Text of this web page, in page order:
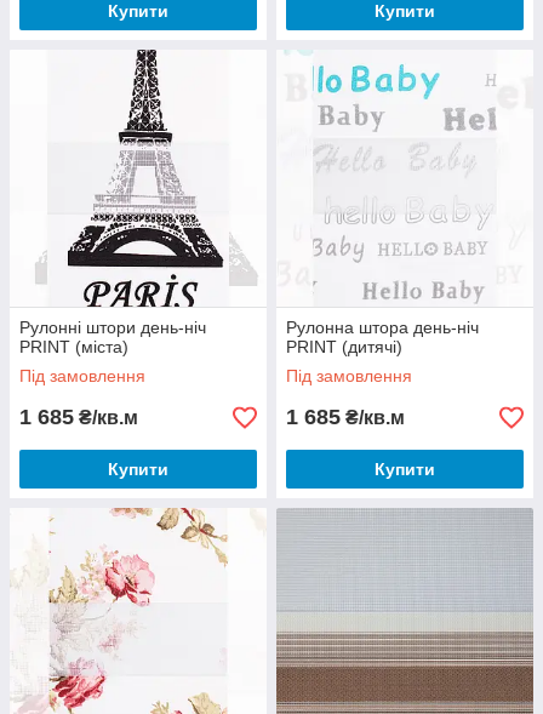
Купити Купити
Рулонні штори день-ніч
PRINT (міста)
Під замовлення
1 685 ₴/кв.м
Купити
Рулонна штора день-ніч
PRINT (дитячі)
Під замовлення
1 685 ₴/кв.м
Купити